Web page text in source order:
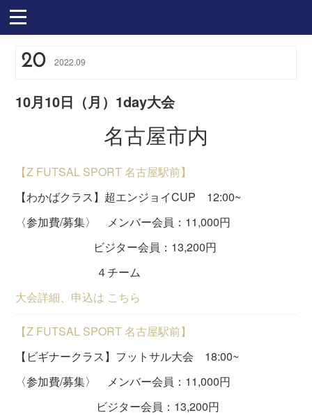
20 2022.09
10月10日（月）1day大会
名古屋市内
【Z FUTSAL SPORT 名古屋駅前】
【わかばクラス】超エンジョイCUP 12:00~
〈参加費/募集〉 メンバー会員：11,000円
ビジター会員：13,200円
４チーム
大会詳細、申込は こちら
【Z FUTSAL SPORT 名古屋駅前】
【ビギナークラス】フットサル大会 18:00~
〈参加費/募集〉 メンバー会員：11,000円
ビジター会員：13,200円